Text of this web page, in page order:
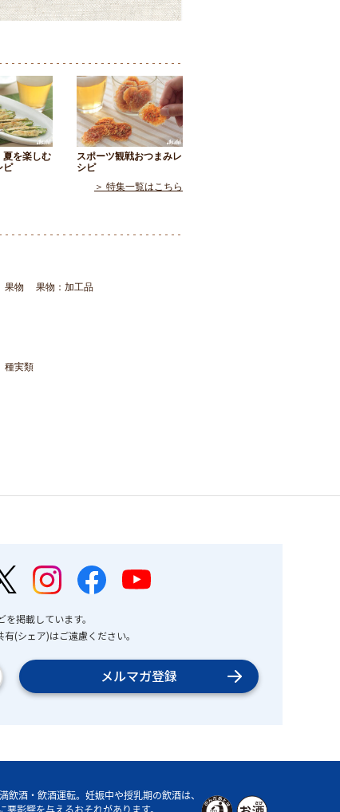
夏を楽しむ
ピ
スポーツ観戦おつまみレ
シピ
＞ 特集一覧はこちら
果物 果物：加工品
種実類
掲載しています。
(シェア)はご遠慮ください。
メルマガ登録